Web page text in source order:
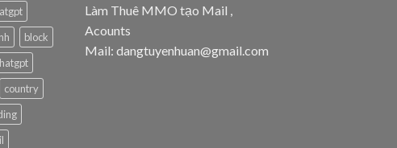
block
country
Làm Thuê MMO tạo Mail ,
Acounts
Mail: dangtuyenhuan@gmail.com